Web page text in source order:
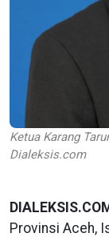
Ketua Karang
Dialeksis.com
Provinsi Aceh,